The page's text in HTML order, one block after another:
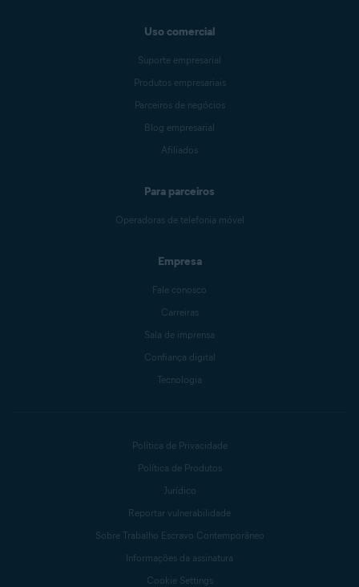
Uso comercial
Suporte empresarial
Produtos empresariais
Parceiros de negócios
Blog empresarial
Afiliados
Para parceiros
Operadoras de telefonia móvel
Empresa
Fale conosco
Carreiras
Sala de imprensa
Confiança digital
Tecnologia
Política de Privacidade
Política de Produtos
Jurídico
Reportar vulnerabilidade
Sobre Trabalho Escravo Contemporâneo
Informações da assinatura
Cookie Settings